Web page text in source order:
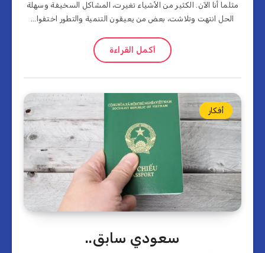
مثلما أنا الآن. الكثير من الأشياء تغيرت، المشاكل السخيفة وسهلة
الحل انتهت وتلاشت، بعض من يعيقون التنمية والتطور اختفوا…
أكمل القراءة
أفكار
سعودي سابق..